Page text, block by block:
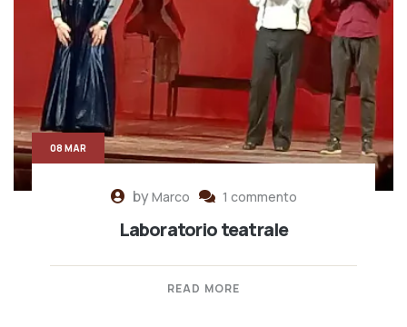
byMarco 1 commento
Laboratorio teatrale
READ MORE
08 MAR